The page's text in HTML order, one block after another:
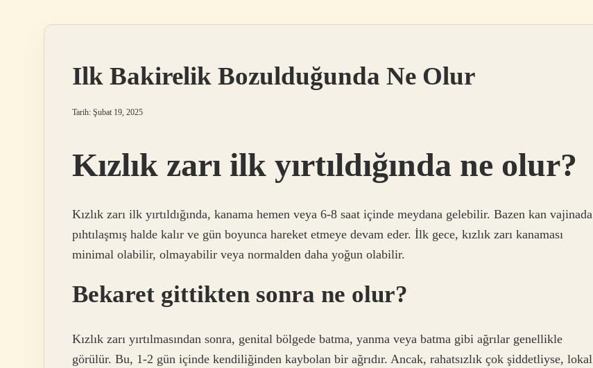
Ilk Bakirelik Bozulduğunda Ne Olur
Tarih: Şubat 19, 2025
Kızlık zarı ilk yırtıldığında ne olur?
Kızlık zarı ilk yırtıldığında, kanama hemen veya 6-8 saat içinde meydana gelebilir. Bazen kan vajinada
pıhtılaşmış halde kalır ve gün boyunca hareket etmeye devam eder. İlk gece, kızlık zarı kanaması
minimal olabilir, olmayabilir veya normalden daha yoğun olabilir.
Bekaret gittikten sonra ne olur?
Kızlık zarı yırtılmasından sonra, genital bölgede batma, yanma veya batma gibi ağrılar genellikle
görülür. Bu, 1-2 gün içinde kendiliğinden kaybolan bir ağrıdır. Ancak, rahatsızlık çok şiddetliyse, lokal